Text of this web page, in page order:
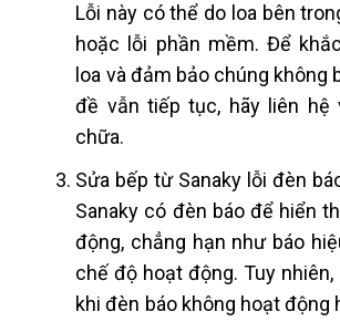
Lỗi này có thể do loa bên
hoặc lỗi phần mềm. Để
loa và đảm bảo chúng không
đề vẫn tiếp tục, hãy liên hệ
chữa.
Sửa bếp từ Sanaky lỗi đèn
Sanaky có đèn báo để hiển
động, chẳng hạn như báo
chế độ hoạt động. Tuy
khi đèn báo không hoạt động